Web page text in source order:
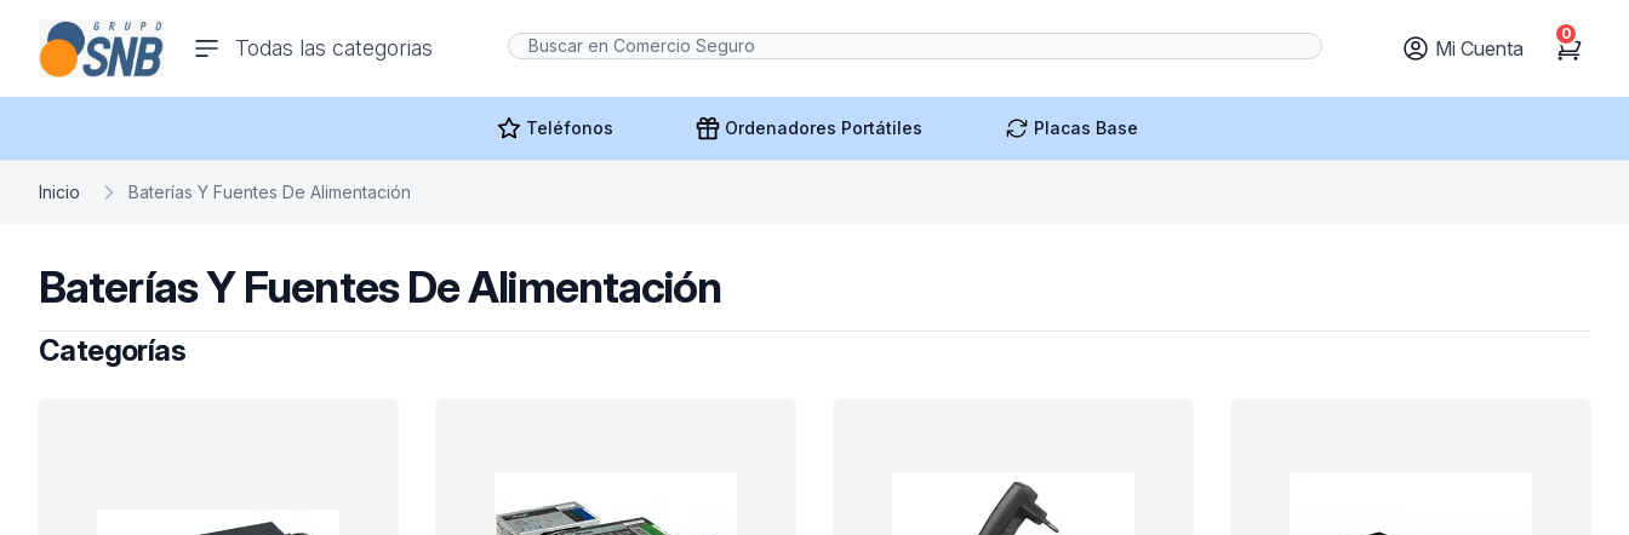
Todas las categorias
comercioseguro.es
Mi Cuenta Cart
0
Teléfonos Ordenadores Portátiles Placas Base
Inicio Baterías Y Fuentes De Alimentación
Baterías Y Fuentes De Alimentación
Categorías